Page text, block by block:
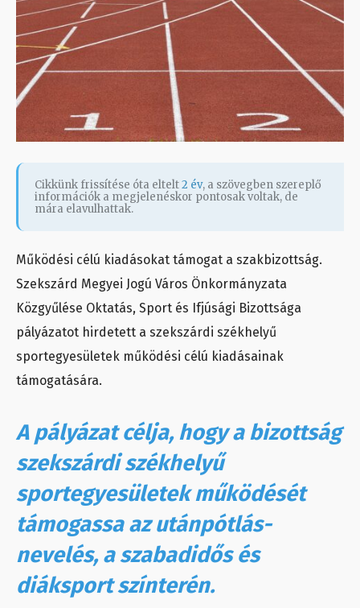
Cikkünk frissítése óta eltelt2 év, a szövegben szereplő
információk a megjelenéskor pontosak voltak, de
mára elavulhattak.
Működési célú kiadásokat támogat a szakbizottság.
Szekszárd Megyei Jogú Város Önkormányzata
Közgyűlése Oktatás, Sport és Ifjúsági Bizottsága
pályázatot hirdetett a szekszárdi székhelyű
sportegyesületek működési célú kiadásainak
támogatására.
A pályázat célja, hogy a bizottság
szekszárdi székhelyű
sportegyesületek működését
támogassa az utánpótlás-
nevelés, a szabadidős és
diáksport színterén.